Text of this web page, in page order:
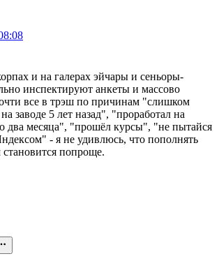
и на галерах эйчары и сеньоры-
инспектируют анкеты и массово
все в трэш по причинам "слишком
заводе 5 лет назад", "проработал на
два месяца", "прошёл курсы", "не пытайся
- я не удивлюсь, что пополнять
попроще.